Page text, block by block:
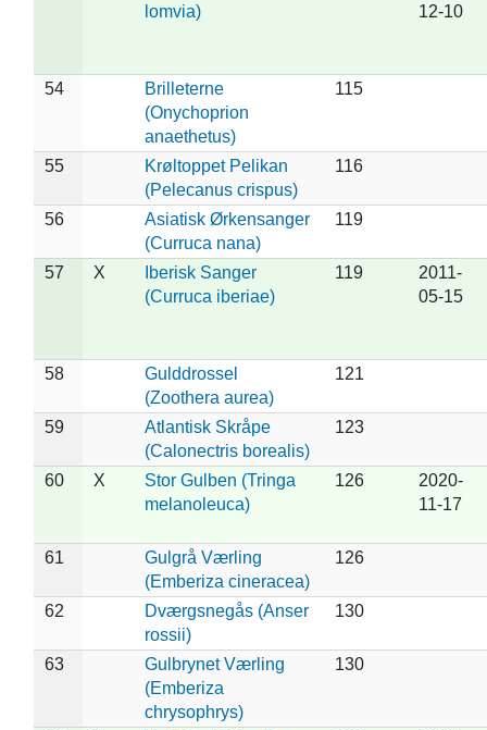
lomvia)
12-10
54
Brilleterne
(Onychoprion
anaethetus)
115
55
Krøltoppet Pelikan
(Pelecanus crispus)
116
56
Asiatisk Ørkensanger
(Curruca nana)
119
57 X
Iberisk Sanger
(Curruca iberiae)
119
2011-
05-15
58
Gulddrossel
(Zoothera aurea)
121
59
Atlantisk Skråpe
(Calonectris borealis)
123
60 X
Stor Gulben (Tringa
melanoleuca)
126
2020-
11-17
61
Gulgrå Værling
(Emberiza cineracea)
126
62
Dværgsnegås (Anser
rossii)
130
63
Gulbrynet Værling
(Emberiza
chrysophrys)
130